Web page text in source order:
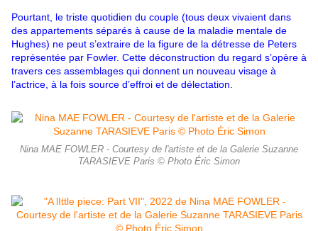
Pourtant, le triste quotidien du couple (tous deux vivaient dans
des appartements séparés à cause de la maladie mentale de
Hughes) ne peut s’extraire de la figure de la détresse de Peters
représentée par Fowler. Cette déconstruction du regard s’opère à
travers ces assemblages qui donnent un nouveau visage à
l’actrice, à la fois source d’effroi et de délectation.
Nina MAE FOWLER - Courtesy de l'artiste et de la Galerie Suzanne
TARASIEVE Paris © Photo Éric Simon